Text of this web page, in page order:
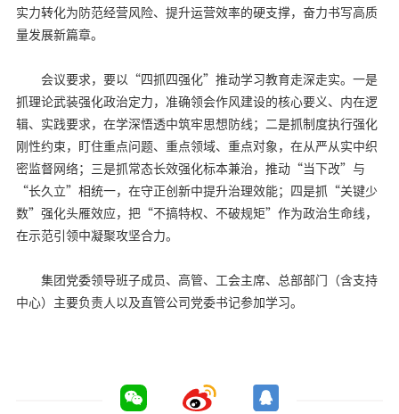
实力转化为防范经营风险、提升运营效率的硬支撑，奋力书写高质
量发展新篇章。
会议要求，要以“四抓四强化”推动学习教育走深走实。一是
抓理论武装强化政治定力，准确领会作风建设的核心要义、内在逻
辑、实践要求，在学深悟透中筑牢思想防线；二是抓制度执行强化
刚性约束，盯住重点问题、重点领域、重点对象，在从严从实中织
密监督网络；三是抓常态长效强化标本兼治，推动“当下改”与
“长久立”相统一，在守正创新中提升治理效能；四是抓“关键少
数”强化头雁效应，把“不搞特权、不破规矩”作为政治生命线，
在示范引领中凝聚攻坚合力。
集团党委领导班子成员、高管、工会主席、总部部门（含支持
中心）主要负责人以及直管公司党委书记参加学习。